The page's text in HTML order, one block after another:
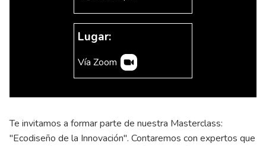
Lugar:
Vía Zoom
Te invitamos a formar parte de nuestra Masterclass:
"Ecodiseño de la Innovación". Contaremos con expertos que